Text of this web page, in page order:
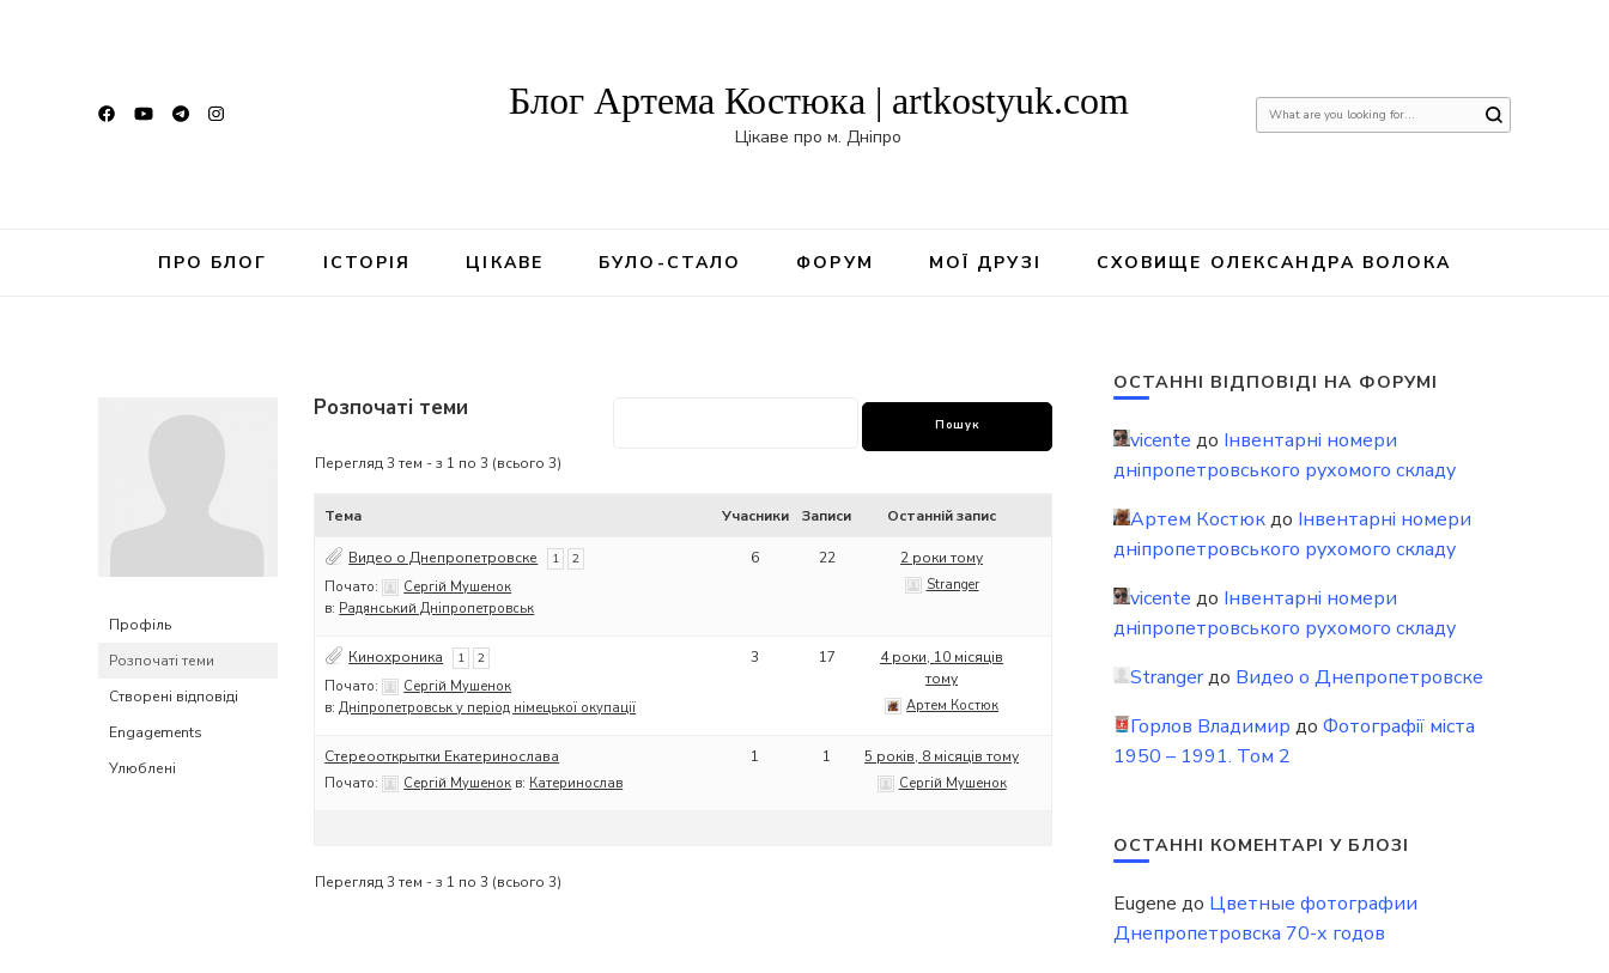
Блог Артема Костюка | artkostyuk.com
Цікаве про м. Дніпро
Шукаєте
щось?
ПРО БЛОГ ІСТОРІЯ ЦІКАВЕ БУЛО-СТАЛО ФОРУМ МОЇ ДРУЗІ СХОВИЩЕ ОЛЕКСАНДРА ВОЛОКА
Профіль
Розпочаті теми
Створені відповіді
Engagements
Улюблені
Розпочаті теми
Перегляд 3 тем - з 1 по 3 (всього 3)
Тема Учасники Записи Останній запис
Видео о Днепропетровске 1 2
Почато:
Сергій Мушенок
в: Радянський Дніпропетровськ
6 22 2 роки тому
Stranger
Кинохроника 1 2
Почато:
Сергій Мушенок
в:Дніпропетровськ у період німецької окупації
3 17
4 роки, 10 місяців
тому
Артем Костюк
Стереооткрытки Екатеринослава
Почато: Сергій Мушенок в: Катеринослав
1 1 5 років, 8 місяців тому
Сергій Мушенок
Перегляд 3 тем - з 1 по 3 (всього 3)
ОСТАННІ ВІДПОВІДІ НА ФОРУМІ
vicente до Інвентарні номери
дніпропетровського рухомого складу
Артем Костюкдо Інвентарні номери
дніпропетровського рухомого складу
vicente до Інвентарні номери
дніпропетровського рухомого складу
Strangerдо Видео о Днепропетровске
Горлов Владимир до Фотографії міста
1950 – 1991. Том 2
ОСТАННІ КОМЕНТАРІ У БЛОЗІ
Eugene до Цветные фотографии
Днепропетровска 70-х годов